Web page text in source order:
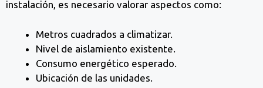
instalación, es necesario valorar aspectos como:
Metros cuadrados a climatizar.
Nivel de aislamiento existente.
Consumo energético esperado.
Ubicación de las unidades.